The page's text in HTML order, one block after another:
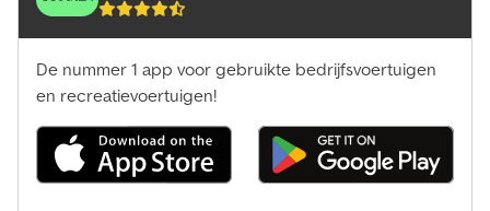
De nummer 1 app voor gebruikte bedrijfsvoertuigen
en recreatievoertuigen!